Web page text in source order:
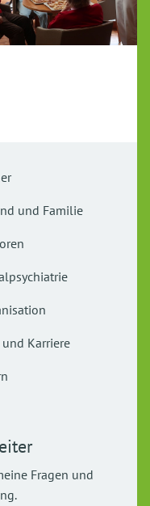
und Familie
und Karriere
Fragen und